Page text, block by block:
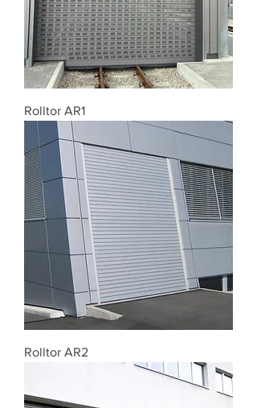
Rolltor AR1
Rolltor AR2